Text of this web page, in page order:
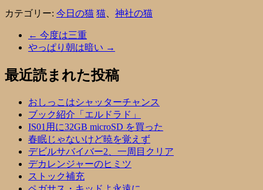
カテゴリー: 今日の猫 猫 神社の猫
← 今度は三重
やっぱり朝は暗い →
最近読まれた投稿
おしっこはシャッターチャンス
ブック紹介「エルドラド」
IS01用に32GB microSD を買った
春眠じゃないけど暁を覚えず
デビルサバイバー2、一周目クリア
デカレンジャーのヒミツ
ストック補充